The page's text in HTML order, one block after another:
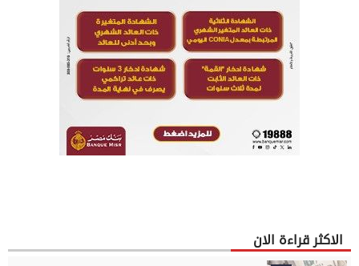
الاكثر قراءة الان